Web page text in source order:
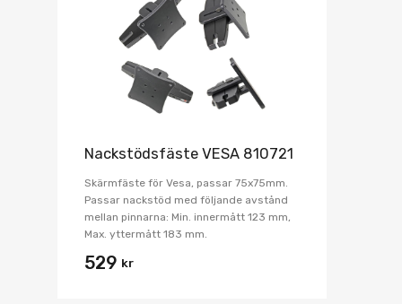
Nackstödsfäste VESA 810721
Skärmfäste för Vesa, passar 75x75mm.
Passar nackstöd med följande avstånd
mellan pinnarna: Min. innermått 123 mm,
Max. yttermått 183 mm.
529 kr